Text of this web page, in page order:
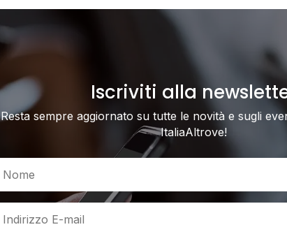
Iscriviti alla
Resta sempre aggiornato su tutte le novità e sugli
ItaliaAltrove!